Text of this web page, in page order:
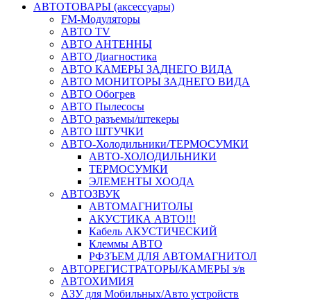
АВТОТОВАРЫ (аксессуары)
FM-Модуляторы
АВТО TV
АВТО АНТЕННЫ
АВТО Диагностика
АВТО КАМЕРЫ ЗАДНЕГО ВИДА
АВТО МОНИТОРЫ ЗАДНЕГО ВИДА
АВТО Обогрев
АВТО Пылесосы
АВТО разъемы/штекеры
АВТО ШТУЧКИ
АВТО-Холодильники/ТЕРМОСУМКИ
АВТО-ХОЛОДИЛЬНИКИ
ТЕРМОСУМКИ
ЭЛЕМЕНТЫ ХООДА
АВТОЗВУК
АВТОМАГНИТОЛЫ
АКУСТИКА АВТО!!!
Кабель АКУСТИЧЕСКИЙ
Клеммы АВТО
РФЗЪЕМ ДЛЯ АВТОМАГНИТОЛ
АВТОРЕГИСТРАТОРЫ/КАМЕРЫ з/в
АВТОХИМИЯ
АЗУ для Мобильных/Авто устройств